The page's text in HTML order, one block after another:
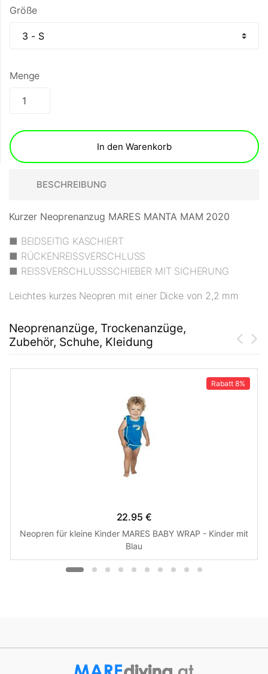
Größe
Menge
In den Warenkorb
BESCHREIBUNG
Kurzer Neoprenanzug MARES MANTA MAM 2020
■ BEIDSEITIG KASCHIERT
■ RÜCKENREISSVERSCHLUSS
■ REISSVERSCHLUSSSCHIEBER MIT SICHERUNG
Leichtes kurzes Neopren mit einer Dicke von 2,2 mm
Neoprenanzüge, Trockenanzüge,
Zubehör, Schuhe, Kleidung
Rabatt 8%
22.95 €
Neopren für kleine Kinder MARES BABY WRAP - Kinder mit
Blau